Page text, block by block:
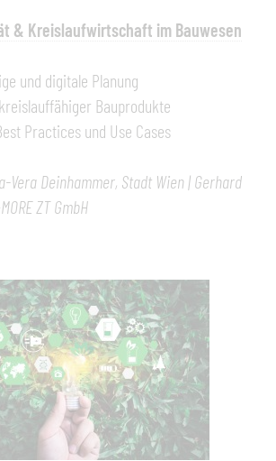
& Kreislaufwirtschaft im Bauwesen
und digitale Planung
Bauprodukte
Practices und Use Cases
Vera Deinhammer, Stadt Wien | Gerhard
ZT GmbH